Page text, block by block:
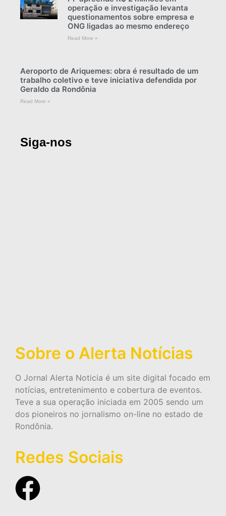
operação e investigação levanta
questionamentos sobre empresa e
ONG ligadas ao mesmo endereço
Read More »
Aeroporto de Ariquemes: obra é resultado de um
trabalho coletivo e teve iniciativa defendida por
Geraldo da Rondônia
Read More »
Siga-nos
Sobre o Alerta Notícias
O Jornal Alerta Noticia é um site digital focado em
notícias, entretenimento e cobertura de eventos.
Teve a sua operação iniciada em 2005 sendo um
dos pioneiros no jornalismo on-line no estado de
Rondônia.
Redes Sociais